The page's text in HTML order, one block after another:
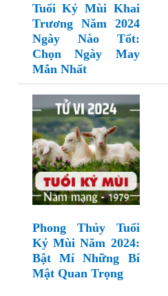
Tuổi Kỷ Mùi Khai
Trương Năm 2024
Ngày Nào Tốt:
Chọn Ngày May
Mắn Nhất
Phong Thủy Tuổi
Kỷ Mùi Năm 2024:
Bật Mí Những Bí
Mật Quan Trọng